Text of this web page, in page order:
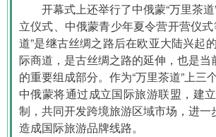
开幕式上还举行了中俄蒙“万里茶
立仪式、中俄蒙青少年夏令营开营仪
道”是继古丝绸之路后在欧亚大陆兴起
际商道，是古丝绸之路的延伸，也是当
的重要组成部分。作为“万里茶道”上三
中俄蒙将通过成立国际旅游联盟，建
制，共同开发跨境旅游区域市场，进一
造成国际旅游品牌线路。